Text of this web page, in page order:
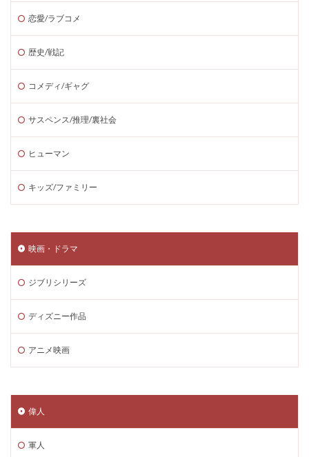
恋愛/ラブコメ
歴史/戦記
コメディ/ギャグ
サスペンス/推理/裏社会
ヒューマン
キッズ/ファミリー
映画・ドラマ
ジブリシリーズ
ディズニー作品
アニメ映画
偉人
軍人